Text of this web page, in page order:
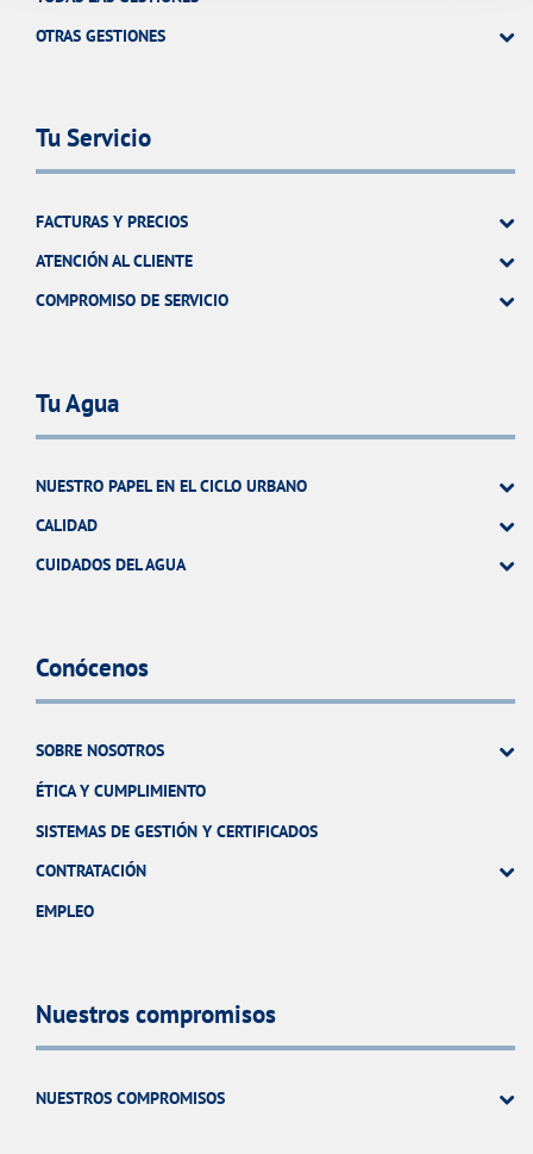
OTRAS GESTIONES
Tu Servicio
FACTURAS Y PRECIOS
ATENCIÓN AL CLIENTE
COMPROMISO DE SERVICIO
Tu Agua
NUESTRO PAPEL EN EL CICLO URBANO
CALIDAD
CUIDADOS DEL AGUA
Conócenos
SOBRE NOSOTROS
ÉTICA Y CUMPLIMIENTO
SISTEMAS DE GESTIÓN Y CERTIFICADOS
CONTRATACIÓN
EMPLEO
Nuestros compromisos
NUESTROS COMPROMISOS